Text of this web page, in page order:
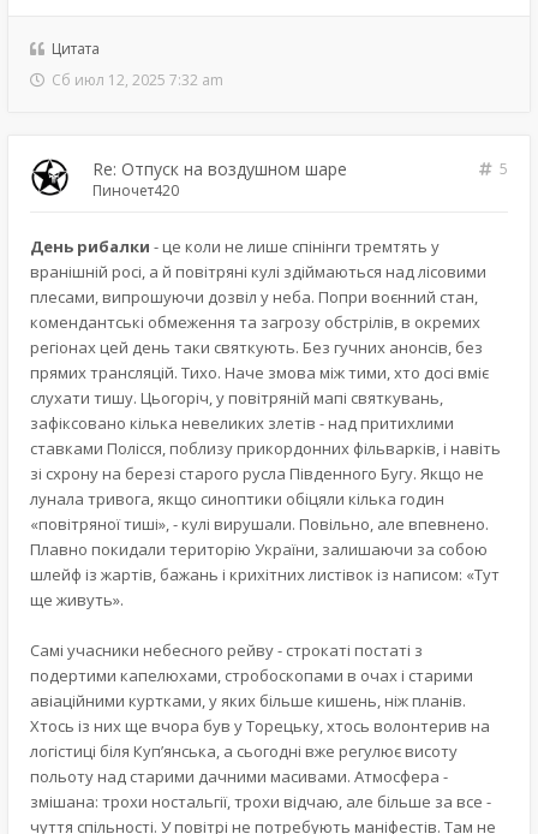
Цитата
Сб июл 12, 2025 7:32 am
Re: Отпуск на воздушном шаре
5
Пиночет420
День рибалки - це коли не лише спінінги тремтять у
вранішній росі, а й повітряні кулі здіймаються над лісовими
плесами, випрошуючи дозвіл у неба. Попри воєнний стан,
комендантські обмеження та загрозу обстрілів, в окремих
регіонах цей день таки святкують. Без гучних анонсів, без
прямих трансляцій. Тихо. Наче змова між тими, хто досі вміє
слухати тишу. Цьогоріч, у повітряній мапі святкувань,
зафіксовано кілька невеликих злетів - над притихлими
ставками Полісся, поблизу прикордонних фільварків, і навіть
зі схрону на березі старого русла Південного Бугу. Якщо не
лунала тривога, якщо синоптики обіцяли кілька годин
«повітряної тиші», - кулі вирушали. Повільно, але впевнено.
Плавно покидали територію України, залишаючи за собою
шлейф із жартів, бажань і крихітних листівок із написом: «Тут
ще живуть».
Самі учасники небесного рейву - строкаті постаті з
подертими капелюхами, стробоскопами в очах і старими
авіаційними куртками, у яких більше кишень, ніж планів.
Хтось із них ще вчора був у Торецьку, хтось волонтерив на
логістиці біля Куп’янська, а сьогодні вже регулює висоту
польоту над старими дачними масивами. Атмосфера -
змішана: трохи ностальгії, трохи відчаю, але більше за все -
чуття спільності. У повітрі не потребують маніфестів. Там не